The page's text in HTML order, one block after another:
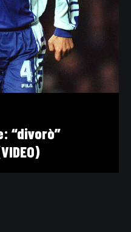
“divorò”